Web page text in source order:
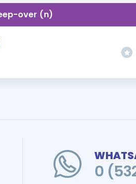
over (n)
0